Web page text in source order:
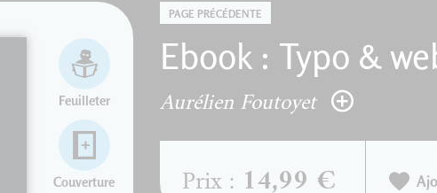
PAGE PRÉCÉDENTE
Ebook : Typo &
Aurélien Foutoyet
Feuilleter
Couverture Prix : 14,99 €